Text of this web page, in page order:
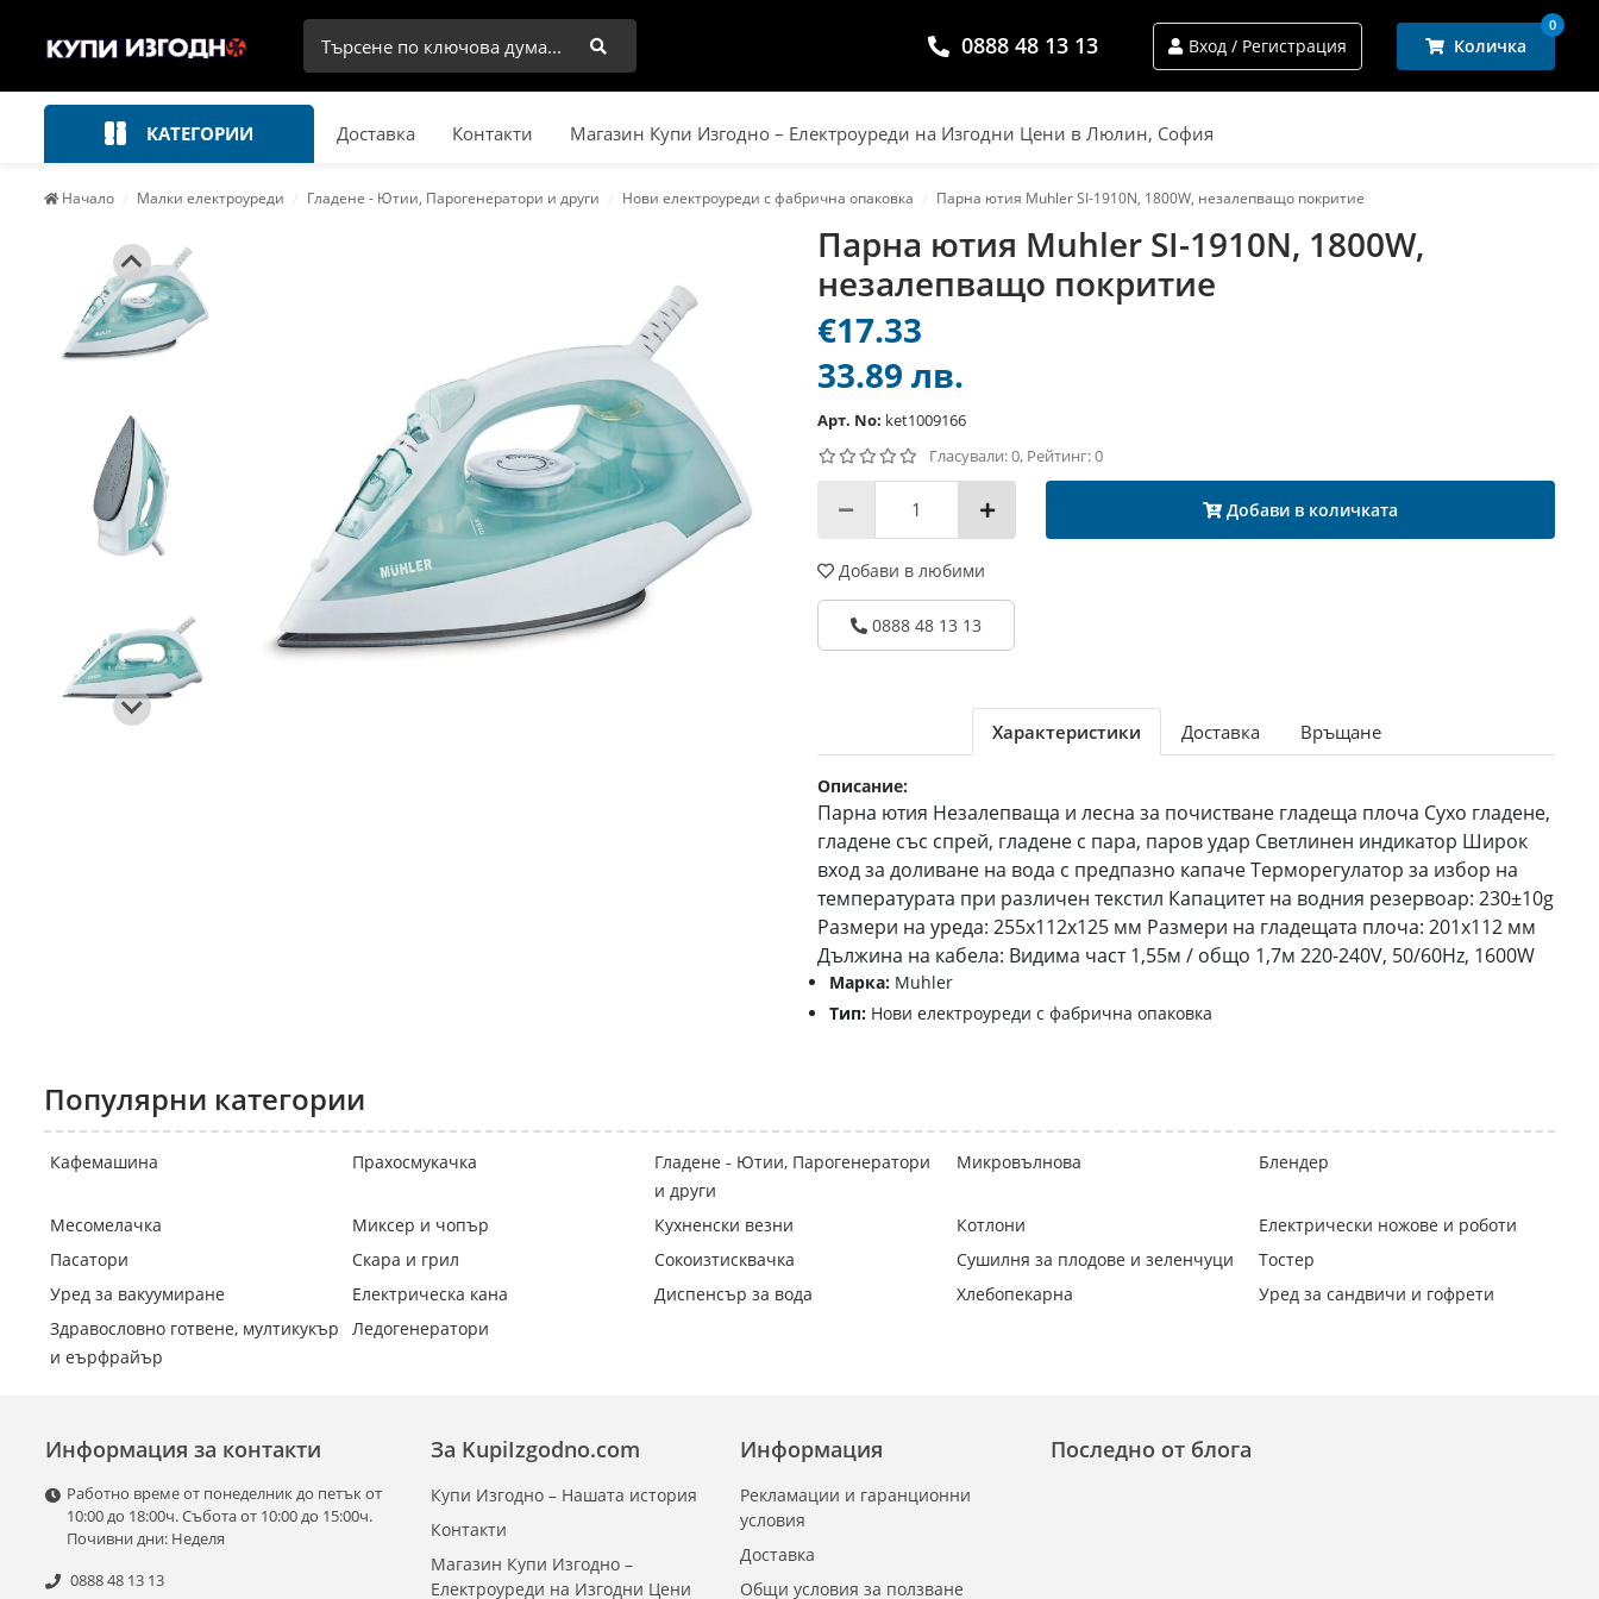
Търси 0888 48 13 13 Вход / Регистрация Количка
0
КАТЕГОРИИ Доставка Контакти Магазин Купи Изгодно – Електроуреди на Изгодни Цени в Люлин, София
Начало Малки електроуреди Гладене - Ютии, Парогенератори и други Нови електроуреди с фабрична опаковка Парна ютия Muhler SI-1910N, 1800W, незалепващо покритие
Парна ютия Muhler SI-1910N, 1800W,
незалепващо покритие
€17.33
33.89 лв.
Арт. No: ket1009166
Гласували: 0, Рейтинг: 0
Добави в количката
Добави в любими
0888 48 13 13
Характеристики Доставка Връщане
Описание:
Парна ютия Незалепваща и лесна за почистване гладеща плоча Сухо гладене,
гладене със спрей, гладене с пара, паров удар Светлинен индикатор Широк
вход за доливане на вода с предпазно капаче Терморегулатор за избор на
температурата при различен текстил Капацитет на водния резервоар: 230±10g
Размери на уреда: 255x112x125 мм Размери на гладещата плоча: 201x112 мм
Дължина на кабела: Видима част 1,55м / общо 1,7м 220-240V, 50/60Hz, 1600W
Марка: Muhler
Тип: Нови електроуреди с фабрична опаковка
Популярни категории
Кафемашина Прахосмукачка
Гладене - Ютии, Парогенератори
и други
Микровълнова Блендер
Месомелачка Миксер и чопър Кухненски везни Котлони
Електрически ножове и роботи
Пасатори
Скара и грил Сокоизтисквачка Сушилня за плодове и зеленчуци
Тостер
Уред за вакуумиране
Електрическа кана Диспенсър за вода Хлебопекарна
Уред за сандвичи и гофрети
Здравословно готвене, мултикукър
и еърфрайър
Ледогенератори
Информация за контакти
Работно време от понеделник до петък от
10:00 до 18:00ч. Събота от 10:00 до 15:00ч.
Почивни дни: Неделя
0888 48 13 13
Информация
Рекламации и гаранционни
условия
Доставка
Общи условия за ползване
За KupiIzgodno.com
Купи Изгодно – Нашата история
Контакти
Магазин Купи Изгодно –
Електроуреди на Изгодни Цени
Последно от блога